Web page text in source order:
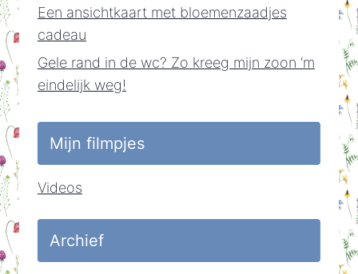
Een ansichtkaart met bloemenzaadjes
cadeau
Gele rand in de wc? Zo kreeg mijn zoon ‘m
eindelijk weg!
Mijn filmpjes
Videos
Archief